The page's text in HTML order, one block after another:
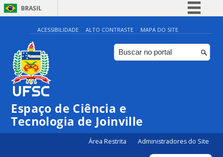
BRASIL
Simplifique!
Comunica BR
Participe
ACESSIBILIDADE ALTO CONTRASTE MAPA DO SITE
Espaço de Ciência e
Tecnologia de Joinville
Área Restrita Administradores do Site